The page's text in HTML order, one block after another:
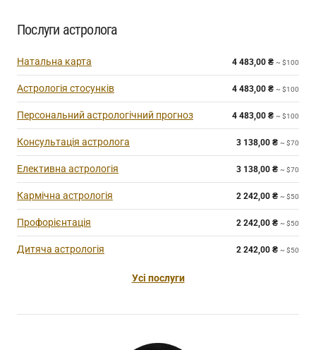
Послуги астролога
Натальна карта 4 483,00 ₴ ~ $100
Астрологія стосунків 4 483,00 ₴ ~ $100
Персональний астрологічний прогноз 4 483,00 ₴ ~ $100
Консультація астролога 3 138,00 ₴ ~ $70
Елективна астрологія 3 138,00 ₴ ~ $70
Кармічна астрологія 2 242,00 ₴ ~ $50
Профорієнтація 2 242,00 ₴ ~ $50
Дитяча астрологія 2 242,00 ₴ ~ $50
Усі послуги